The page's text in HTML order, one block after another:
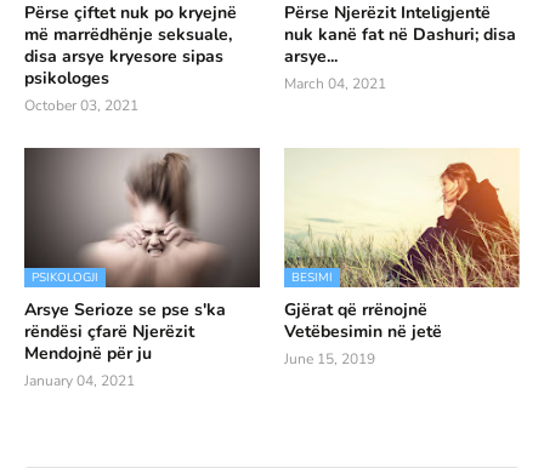
Përse çiftet nuk po kryejnë
më marrëdhënje seksuale,
disa arsye kryesore sipas
psikologes
October 03, 2021
Përse Njerëzit Inteligjentë
nuk kanë fat në Dashuri; disa
arsye...
March 04, 2021
PSIKOLOGJI
Arsye Serioze se pse s'ka
rëndësi çfarë Njerëzit
Mendojnë për ju
January 04, 2021
BESIMI
Gjërat që rrënojnë
Vetëbesimin në jetë
June 15, 2019